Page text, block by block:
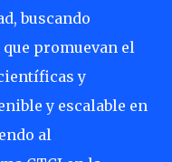
buscando
promuevan el
y
y escalable en
al